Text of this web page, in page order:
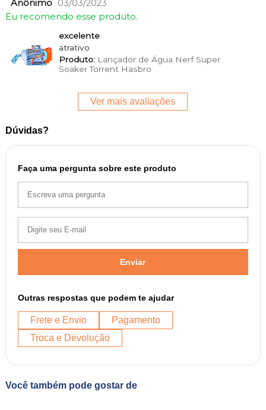
Anônimo 03/03/2023
Eu recomendo esse produto.
excelente
atrativo
Produto:Lançador de Água Nerf Super
Soaker Torrent Hasbro
Ver mais avaliações
Dúvidas?
Faça uma pergunta sobre este produto
Enviar
Outras respostas que podem te ajudar
Frete e Envio
Pagamento
Troca e Devolução
Você também pode gostar de